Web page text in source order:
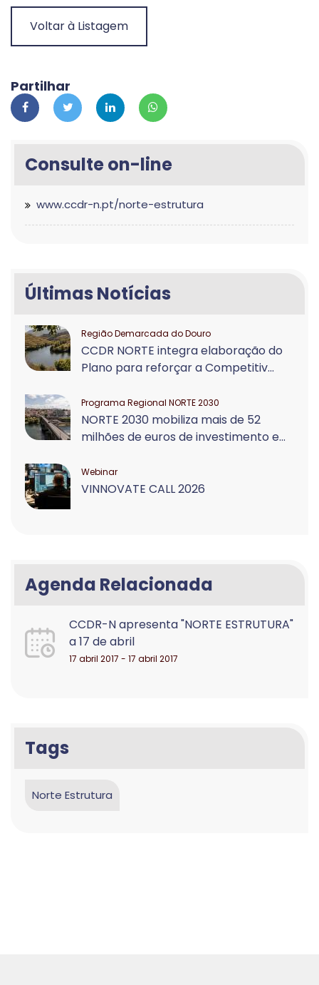
Voltar à Listagem
Partilhar
Consulte on-line
www.ccdr-n.pt/norte-estrutura
Últimas Notícias
Região Demarcada do Douro
CCDR NORTE integra elaboração do
Plano para reforçar a Competitiv...
Programa Regional NORTE 2030
NORTE 2030 mobiliza mais de 52
milhões de euros de investimento e...
Webinar
VINNOVATE CALL 2026
Agenda Relacionada
CCDR-N apresenta "NORTE ESTRUTURA"
a 17 de abril
17 abril 2017 - 17 abril 2017
Tags
Norte Estrutura